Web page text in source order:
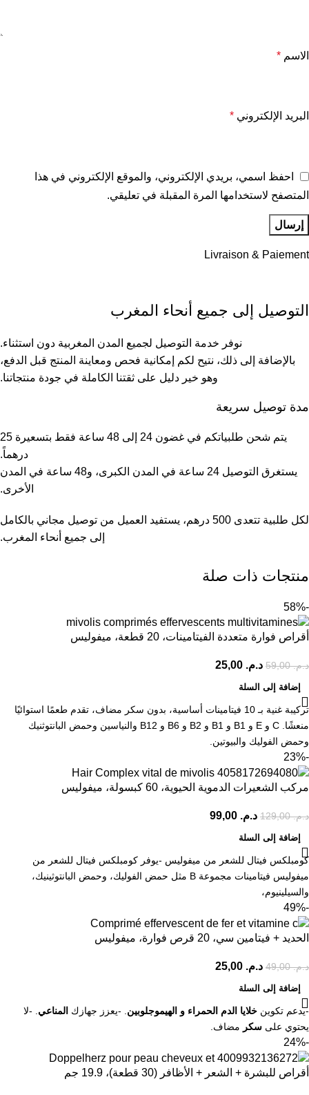
الاسم *
البريد الإلكتروني *
احفظ اسمي، بريدي الإلكتروني، والموقع الإلكتروني في هذا
المتصفح لاستخدامها المرة المقبلة في تعليقي.
Livraison & Paiement
التوصيل إلى جميع أنحاء المغرب
نوفر خدمة التوصيل لجميع المدن المغربية دون استثناء.
بالإضافة إلى ذلك، نتيح لكم إمكانية فحص ومعاينة المنتج قبل الدفع،
وهو خير دليل على ثقتنا الكاملة في جودة منتجاتنا.
مدة توصيل سريعة
يتم شحن طلبياتكم في غضون 24 إلى 48 ساعة فقط بتسعيرة 25
درهماً.
يستغرق التوصيل 24 ساعة في المدن الكبرى، و48 ساعة في المدن
الأخرى.
لكل طلبية تتعدى 500 درهم، يستفيد العميل من توصيل مجاني بالكامل
إلى جميع أنحاء المغرب.
منتجات ذات صلة
-58%
أقراص فوارة متعددة الفيتامينات، 20 قطعة، ميفوليس
د.م.59,00 د.م.
إضافة إلى السلة
تركيبة غنية بـ 10 فيتامينات أساسية، بدون سكر مضاف، تقدم طعمًا استوائيًا
منعشًا. C و E و B1 و B1 و B2 و B6 و B12 والنياسين وحمض البانتوثنيك
وحمض الفوليك والبيوتين.
-23%
مركب الشعيرات الدموية الحيوية، 60 كبسولة، ميفوليس
د.م.129,00 د.م.
إضافة إلى السلة
كومبلكس فيتال للشعر من ميفوليس -يوفر كومبلكس فيتال للشعر من
ميفوليس فيتامينات مجموعة B مثل حمض الفوليك، وحمض البانتوثينيك،
والسيلينيوم،
-49%
الحديد + فيتامين سي، 20 قرص فوارة، ميفوليس
د.م.49,00 د.م.
إضافة إلى السلة
-يدعم تكوين خلايا الدم الحمراء و الهيموجلوبين . -يعزز جهازك المناعي . -لا
يحتوي على سكر مضاف.
-24%
أقراص للبشرة + الشعر + الأظافر (30 قطعة)، 19.9 جم